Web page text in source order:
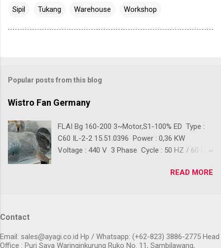
Sipil Tukang Warehouse Workshop
Popular posts from this blog
Wistro Fan Germany
FLAI Bg 160-200 3~Motor,S1-100% ED Type :
C60 IL-2-2 15.51.0396 Power : 0,36 KW
Voltage : 440 V 3 Phase Cycle : 50 HZ / 60 HZ
+/- 390 mm Back Diameter : +/- 280 mm
Blower Conveyor, Dan lain-lain Klik 👇 Untuk
Pembelian PURCHASE ORDER
READ MORE
Contact
Email: sales@ayagi.co.id Hp / Whatsapp: (+62-823) 3886-2775 Head
Office : Puri Sava Waringinkurung Ruko No. 11, Sambilawang,